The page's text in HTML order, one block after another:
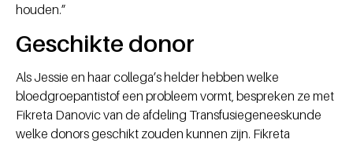
houden.”
Geschikte donor
Als Jessie en haar collega’s helder hebben welke
bloedgroepantistof een probleem vormt, bespreken ze met
Fikreta Danovic van de afdeling Transfusiegeneeskunde
welke donors geschikt zouden kunnen zijn. Fikreta